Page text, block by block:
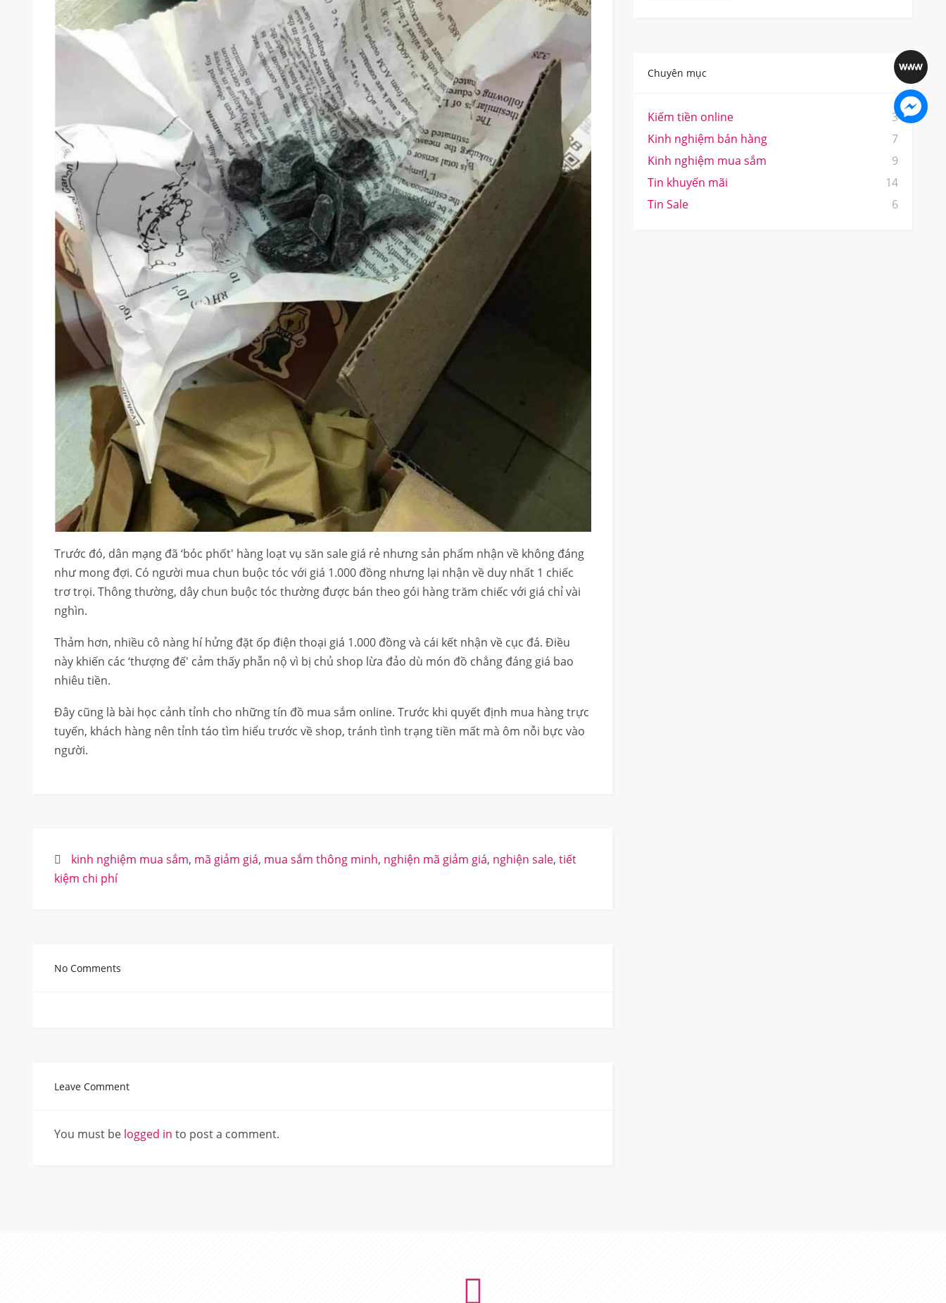
Trước đó, dân mạng đã ‘bóc phốt' hàng loạt vụ săn sale giá rẻ nhưng sản phẩm nhận về không đáng
như mong đợi. Có người mua chun buộc tóc với giá 1.000 đồng nhưng lại nhận về duy nhất 1 chiếc
trơ trọi. Thông thường, dây chun buộc tóc thường được bán theo gói hàng trăm chiếc với giá chỉ vài
nghìn.
Thảm hơn, nhiều cô nàng hí hửng đặt ốp điện thoại giá 1.000 đồng và cái kết nhận về cục đá. Điều
này khiến các ‘thượng đế' cảm thấy phẫn nộ vì bị chủ shop lừa đảo dù món đồ chẳng đáng giá bao
nhiêu tiền.
Đây cũng là bài học cảnh tỉnh cho những tín đồ mua sắm online. Trước khi quyết định mua hàng trực
tuyến, khách hàng nên tỉnh táo tìm hiểu trước về shop, tránh tình trạng tiền mất mà ôm nỗi bực vào
người.
kinh nghiệm mua sắm, mã giảm giá, mua sắm thông minh, nghiện mã giảm giá, nghiện sale, tiết
kiệm chi phí
No Comments
Leave Comment
You must be logged in to post a comment.
Chuyên mục
Kiếm tiền online
3
Kinh nghiệm bán hàng
7
Kinh nghiệm mua sắm
9
Tin khuyến mãi
14
Tin Sale
6